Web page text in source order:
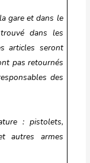
gare et dans le
dans les
articles seront
pas retournés
des
: pistolets,
autres armes